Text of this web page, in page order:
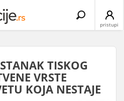
pristupi
Search
TISKOG
VRSTE
KOJA NESTAJE